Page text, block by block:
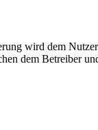
wird dem
dem Betreiber